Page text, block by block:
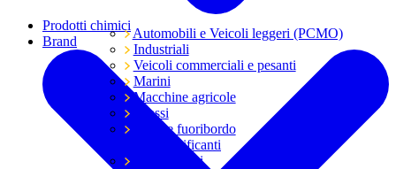
Automobili e Veicoli leggeri (PCMO)
Industriali
Veicoli commerciali e pesanti
Marini
Macchine agricole
Grassi
Moto e fuoribordo
Tutti i lubrificanti
Trasmissioni
Prodotti chimici
Brand